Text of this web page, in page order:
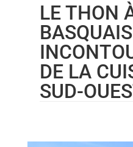
LE THON
DE LA
SUD-